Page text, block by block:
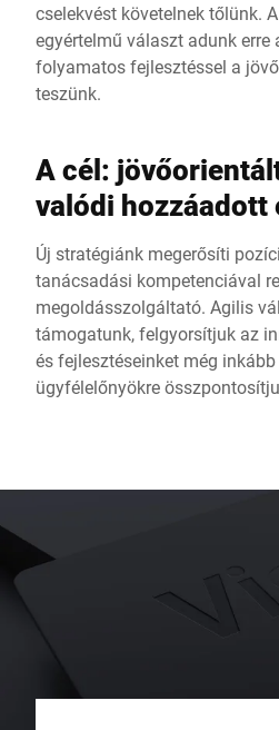
cselekvést követelnek tőlünk.
egyértelmű választ adunk erre
folyamatos fejlesztéssel a
teszünk.
A cél:
valódi hozzáadott
Új stratégiánk megerősíti
tanácsadási kompetenciával
megoldásszolgáltató. Agilis
támogatunk, felgyorsítjuk az
és fejlesztéseinket még
ügyfélelőnyökre